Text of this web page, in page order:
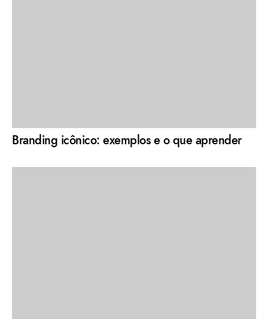
Branding icônico: exemplos e o que aprender